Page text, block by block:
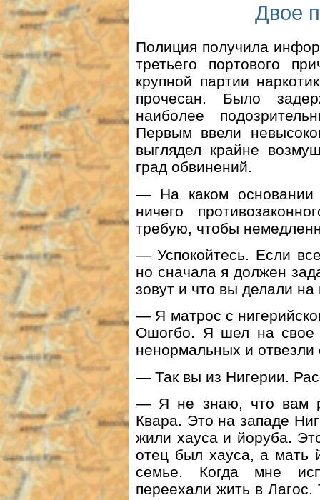
Двое
Полиция получила
третьего портового
крупной партии
прочесан. Было
наиболее
Первым ввели
выглядел крайне
град обвинений.
— На каком
ничего
требую, чтобы
— Успокойтесь. Если
но сначала я должен
зовут и что вы делали на
— Я матрос с
Ошогбо. Я шел на свое
ненормальных и
— Так вы из Нигерии.
— Я не знаю, что вам
Квара. Это на западе
жили хауса и йоруба.
отец был хауса, а мать
семье. Когда мне
переехали жить в